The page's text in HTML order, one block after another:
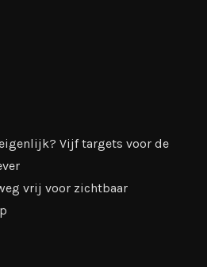
Vijf targets voor de
vrij voor zichtbaar